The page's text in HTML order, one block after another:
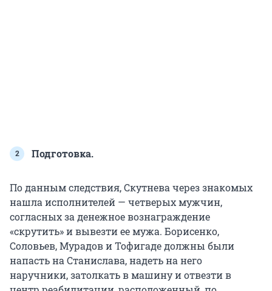
Подготовка.
По данным следствия, Скутнева через знакомых
нашла исполнителей — четверых мужчин,
согласных за денежное вознаграждение
«скрутить» и вывезти ее мужа. Борисенко,
Соловьев, Мурадов и Тофигаде должны были
напасть на Станислава, надеть на него
наручники, затолкать в машину и отвезти в